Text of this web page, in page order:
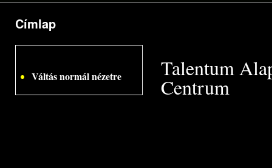
Jelenlegi hely
Címlap
Váltás normál nézetre Talentum
Centrum